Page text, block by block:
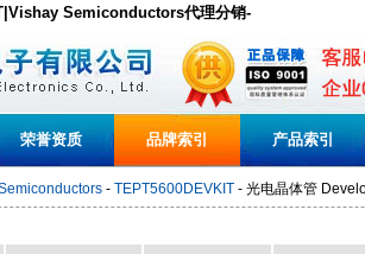
Semiconductors代理分销-
荣誉资质 品牌索引 产品索引
- TEPT5600DEVKIT - 光电晶体管